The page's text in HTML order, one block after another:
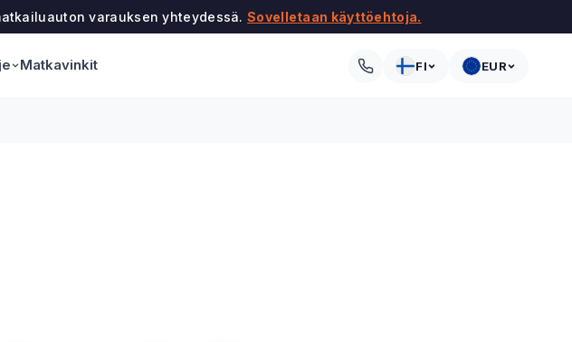
varauksen yhteydessä.Sovelletaan käyttöehtoja.
Matkavinkit FI EUR